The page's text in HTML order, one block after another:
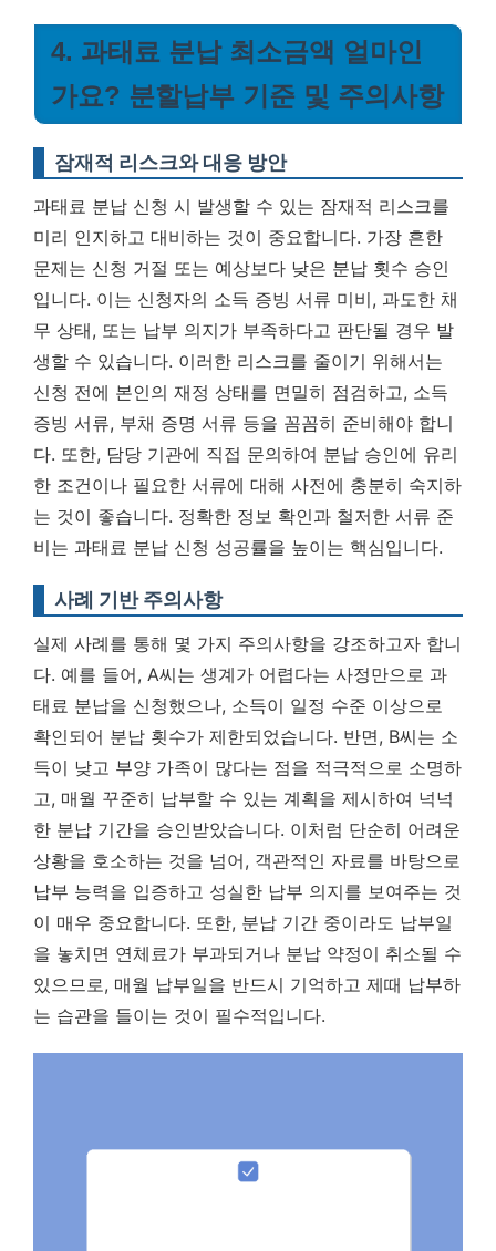
4. 과태료 분납 최소금액 얼마인
가요? 분할납부 기준 및 주의사항
잠재적 리스크와 대응 방안
과태료 분납 신청 시 발생할 수 있는 잠재적 리스크를
미리 인지하고 대비하는 것이 중요합니다. 가장 흔한
문제는 신청 거절 또는 예상보다 낮은 분납 횟수 승인
입니다. 이는 신청자의 소득 증빙 서류 미비, 과도한 채
무 상태, 또는 납부 의지가 부족하다고 판단될 경우 발
생할 수 있습니다. 이러한 리스크를 줄이기 위해서는
신청 전에 본인의 재정 상태를 면밀히 점검하고, 소득
증빙 서류, 부채 증명 서류 등을 꼼꼼히 준비해야 합니
다. 또한, 담당 기관에 직접 문의하여 분납 승인에 유리
한 조건이나 필요한 서류에 대해 사전에 충분히 숙지하
는 것이 좋습니다. 정확한 정보 확인과 철저한 서류 준
비는 과태료 분납 신청 성공률을 높이는 핵심입니다.
사례 기반 주의사항
실제 사례를 통해 몇 가지 주의사항을 강조하고자 합니
다. 예를 들어, A씨는 생계가 어렵다는 사정만으로 과
태료 분납을 신청했으나, 소득이 일정 수준 이상으로
확인되어 분납 횟수가 제한되었습니다. 반면, B씨는 소
득이 낮고 부양 가족이 많다는 점을 적극적으로 소명하
고, 매월 꾸준히 납부할 수 있는 계획을 제시하여 넉넉
한 분납 기간을 승인받았습니다. 이처럼 단순히 어려운
상황을 호소하는 것을 넘어, 객관적인 자료를 바탕으로
납부 능력을 입증하고 성실한 납부 의지를 보여주는 것
이 매우 중요합니다. 또한, 분납 기간 중이라도 납부일
을 놓치면 연체료가 부과되거나 분납 약정이 취소될 수
있으므로, 매월 납부일을 반드시 기억하고 제때 납부하
는 습관을 들이는 것이 필수적입니다.